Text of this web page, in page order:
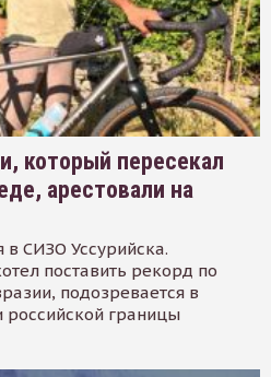
который пересекал
арестовали на
в СИЗО Уссурийска.
поставить рекорд по
подозревается в
российской границы